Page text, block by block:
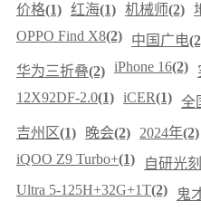
价格(1) 红海(1) 机械师(2)
OPPO Find X8(2) 中国广电
华为三折叠(2) iPhone 16(2)
12X92DF-2.0(1) iCER(1) 全
吉州区(1) 晚会(2) 2024年(2)
iQOO Z9 Turbo+(1) 自研光
Ultra 5-125H+32G+1T(2) 鬼